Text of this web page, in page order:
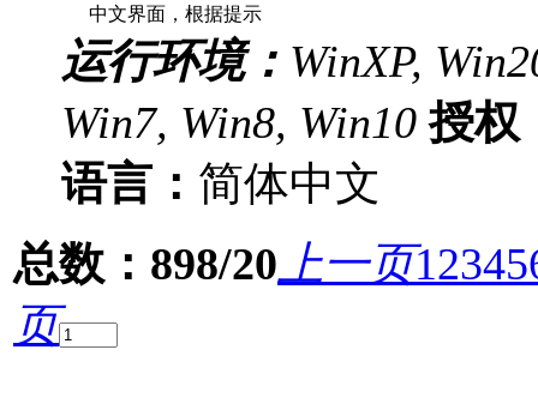
中文界面，根据提示
运行环境： WinXP,
Win7, Win8, Win10 授权
语言： 简体中文
总数：898/20 上一页12345
页